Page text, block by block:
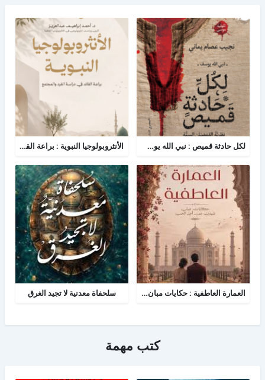
لكل حادثة قميص : نبي الله يوسف - نظرية القمصان الستة في قراءة القصة القرآنية الأنثروبولوجيا النبوية : براعة القائد في دراسة الفرد والمجتمع
العمارة العاطفية : حكايات مبان شيدن من أجل الحب سلحفاة معدنية لا تجيد الغرق
كتب مهمة